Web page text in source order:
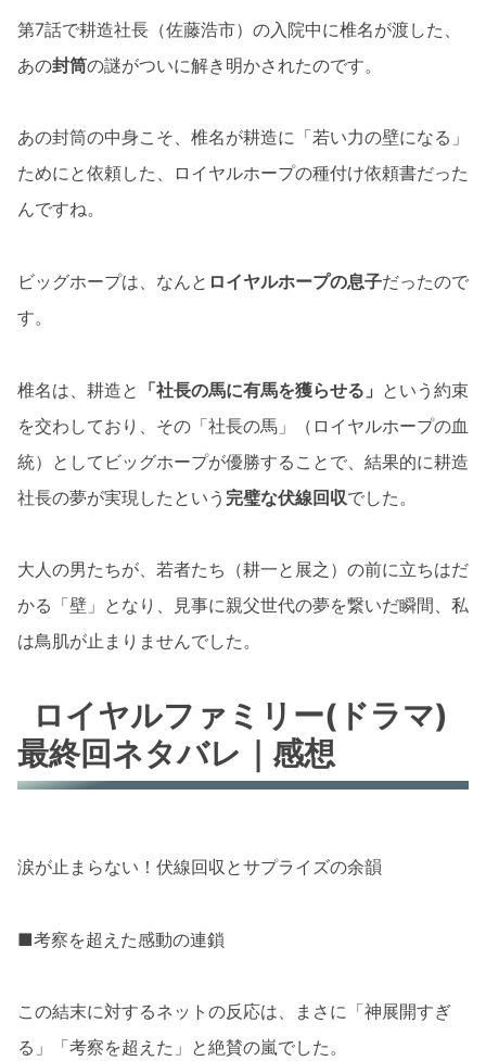
第7話で耕造社長（佐藤浩市）の入院中に椎名が渡した、
あの封筒の謎がついに解き明かされたのです。
あの封筒の中身こそ、椎名が耕造に「若い力の壁になる」
ためにと依頼した、ロイヤルホープの種付け依頼書だった
んですね。
ビッグホープは、なんと ロイヤルホープの息子だったので
す。
椎名は、耕造と 「社長の馬に有馬を獲らせる」 という約束
を交わしており、その「社長の馬」（ロイヤルホープの血
統）としてビッグホープが優勝することで、結果的に耕造
社長の夢が実現したという 完璧な伏線回収でした。
大人の男たちが、若者たち（耕一と展之）の前に立ちはだ
かる「壁」となり、見事に親父世代の夢を繋いだ瞬間、私
は鳥肌が止まりませんでした。
ロイヤルファミリー(ドラマ)
最終回ネタバレ｜感想
涙が止まらない！伏線回収とサプライズの余韻
■考察を超えた感動の連鎖
この結末に対するネットの反応は、まさに「神展開すぎ
る」「考察を超えた」と絶賛の嵐でした。